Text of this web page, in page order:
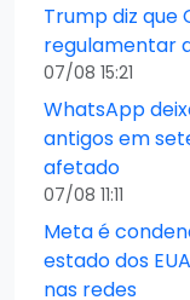
Trump diz que
regulamentar
07/08 15:21
WhatsApp
antigos em
afetado
07/08 11:11
Meta é
estado dos
nas redes